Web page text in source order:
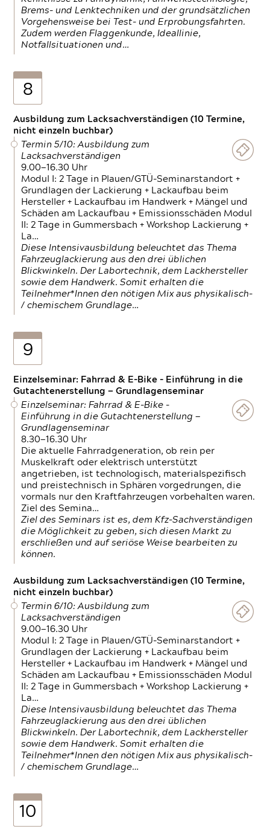
Brems- und Lenktechniken und der grundsätzlichen
Vorgehensweise bei Test- und Erprobungsfahrten.
Zudem werden Flaggenkunde, Ideallinie,
Notfallsituationen und…
8
Ausbildung zum Lacksachverständigen (10 Termine,
nicht einzeln buchbar)
Termin 5/10: Ausbildung zum
Lacksachverständigen
9.00—16.30 Uhr
Modul I: 2 Tage in Plauen/GTÜ-Seminarstandort +
Grundlagen der Lackierung + Lackaufbau beim
Hersteller + Lackaufbau im Handwerk + Mängel und
Schäden am Lackaufbau + Emissionsschäden Modul
II: 2 Tage in Gummersbach + Workshop Lackierung +
La…
Diese Intensivausbildung beleuchtet das Thema
Fahrzeuglackierung aus den drei üblichen
Blickwinkeln. Der Labortechnik, dem Lackhersteller
sowie dem Handwerk. Somit erhalten die
Teilnehmer*Innen den nötigen Mix aus physikalisch-
/ chemischem Grundlage…
9
Einzelseminar: Fahrrad & E-Bike - Einführung in die
Gutachtenerstellung — Grundlagenseminar
Einzelseminar: Fahrrad & E-Bike -
Einführung in die Gutachtenerstellung —
Grundlagenseminar
8.30—16.30 Uhr
Die aktuelle Fahrradgeneration, ob rein per
Muskelkraft oder elektrisch unterstützt
angetrieben, ist technologisch, materialspezifisch
und preistechnisch in Sphären vorgedrungen, die
vormals nur den Kraftfahrzeugen vorbehalten waren.
Ziel des Semina…
Ziel des Seminars ist es, dem Kfz-Sachverständigen
die Möglichkeit zu geben, sich diesen Markt zu
erschließen und auf seriöse Weise bearbeiten zu
können.
Ausbildung zum Lacksachverständigen (10 Termine,
nicht einzeln buchbar)
Termin 6/10: Ausbildung zum
Lacksachverständigen
9.00—16.30 Uhr
Modul I: 2 Tage in Plauen/GTÜ-Seminarstandort +
Grundlagen der Lackierung + Lackaufbau beim
Hersteller + Lackaufbau im Handwerk + Mängel und
Schäden am Lackaufbau + Emissionsschäden Modul
II: 2 Tage in Gummersbach + Workshop Lackierung +
La…
Diese Intensivausbildung beleuchtet das Thema
Fahrzeuglackierung aus den drei üblichen
Blickwinkeln. Der Labortechnik, dem Lackhersteller
sowie dem Handwerk. Somit erhalten die
Teilnehmer*Innen den nötigen Mix aus physikalisch-
/ chemischem Grundlage…
10